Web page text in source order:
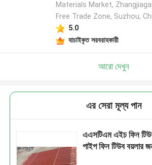
Materials Market,
Free Trade Zone, Suzhou,
5.0
যাচাইকৃত সরবরাহকারী
আরো দেখুন
এর সেরা মূল্য পান
এএসটিএম এইচ ফিন
পাইপ ফিন টিউব বয়লার